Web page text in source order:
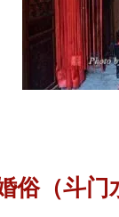
俗（斗门